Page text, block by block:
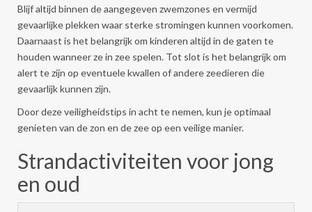
Blijf altijd binnen de aangegeven zwemzones en vermijd
gevaarlijke plekken waar sterke stromingen kunnen voorkomen.
Daarnaast is het belangrijk om kinderen altijd in de gaten te
houden wanneer ze in zee spelen. Tot slot is het belangrijk om
alert te zijn op eventuele kwallen of andere zeedieren die
gevaarlijk kunnen zijn.
Door deze veiligheidstips in acht te nemen, kun je optimaal
genieten van de zon en de zee op een veilige manier.
Strandactiviteiten voor jong
en oud